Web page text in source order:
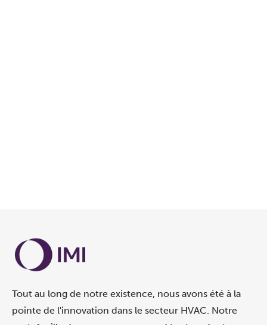
Tout au long de notre existence, nous avons été à la
pointe de l'innovation dans le secteur HVAC. Notre